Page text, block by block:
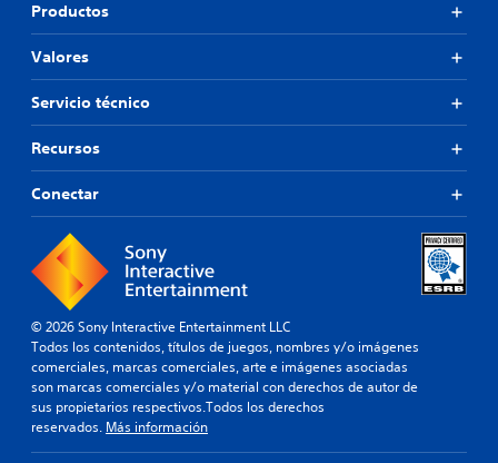
Productos
Valores
Servicio técnico
Recursos
Conectar
© 2026 Sony Interactive Entertainment LLC
Todos los contenidos, títulos de juegos, nombres y/o imágenes
comerciales, marcas comerciales, arte e imágenes asociadas
son marcas comerciales y/o material con derechos de autor de
sus propietarios respectivos.Todos los derechos
reservados. Más información